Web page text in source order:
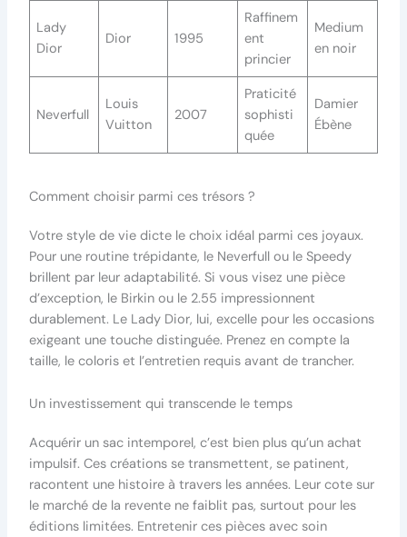
Lady
Dior
Dior 1995
Raffinem
ent
princier
Medium
en noir
Neverfull
Louis
Vuitton
2007
Praticité
sophisti
quée
Damier
Ébène
Comment choisir parmi ces trésors ?
Votre style de vie dicte le choix idéal parmi ces joyaux.
Pour une routine trépidante, le Neverfull ou le Speedy
brillent par leur adaptabilité. Si vous visez une pièce
d’exception, le Birkin ou le 2.55 impressionnent
durablement. Le Lady Dior, lui, excelle pour les occasions
exigeant une touche distinguée. Prenez en compte la
taille, le coloris et l’entretien requis avant de trancher.
Un investissement qui transcende le temps
Acquérir un sac intemporel, c’est bien plus qu’un achat
impulsif. Ces créations se transmettent, se patinent,
racontent une histoire à travers les années. Leur cote sur
le marché de la revente ne faiblit pas, surtout pour les
éditions limitées. Entretenir ces pièces avec soin